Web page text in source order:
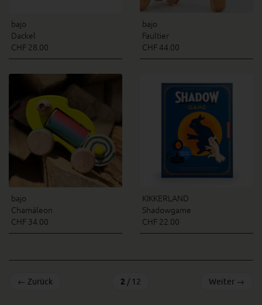
bajo
Dackel
CHF 28.00
bajo
Faultier
CHF 44.00
bajo
Chamäleon
CHF 34.00
KIKKERLAND
Shadowgame
CHF 22.00
← Zurück 2 / 12 Weiter →